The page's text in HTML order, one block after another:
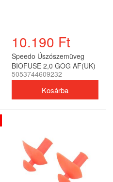
10.190 Ft
Speedo Úszószemüveg
BIOFUSE 2,0 GOG AF(UK)
unisex
5053744609232